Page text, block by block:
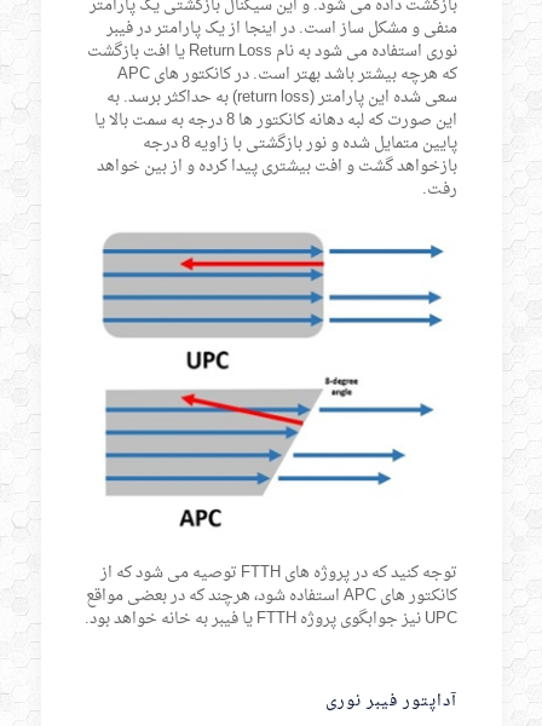
منفی و مشکل ساز است. در اینجا از یک پارامتر در فیبر
نوری استفاده می شود به نام Return Loss یا افت بازگشت
که هرچه بیشتر باشد بهتر است. در کانکتور های APC
سعی شده این پارامتر (return loss) به حداکثر برسد. به
این صورت که لبه دهانه کانکتور ها 8 درجه به سمت بالا یا
پایین متمایل شده و نور بازگشتی با زاویه 8 درجه
بازخواهد گشت و افت بیشتری پیدا کرده و از بین خواهد
رفت.
توجه کنید که در پروژه های FTTH توصیه می شود که از
کانکتور های APC استفاده شود، هرچند که در بعضی مواقع
UPC نیز جوابگوی پروژه FTTH یا فیبر به خانه خواهد بود.
آداپتور فیبر نوری